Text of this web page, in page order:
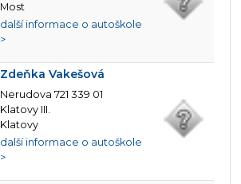
Most
další informace o autoškole
>
Zdeňka Vakešová
Nerudova 721 339 01
Klatovy III.
Klatovy
další informace o autoškole
>